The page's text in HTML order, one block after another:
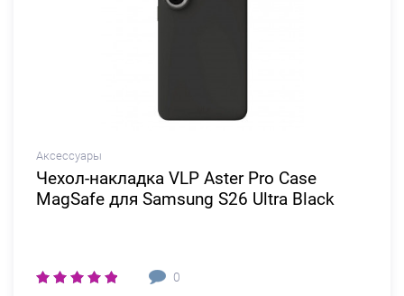
Аксессуары
Чехол-накладка VLP Aster Pro Сase
MagSafe для Samsung S26 Ultra Black
0